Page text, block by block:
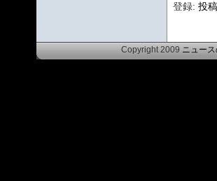
登録: 投
Copyright 2009 ニュー